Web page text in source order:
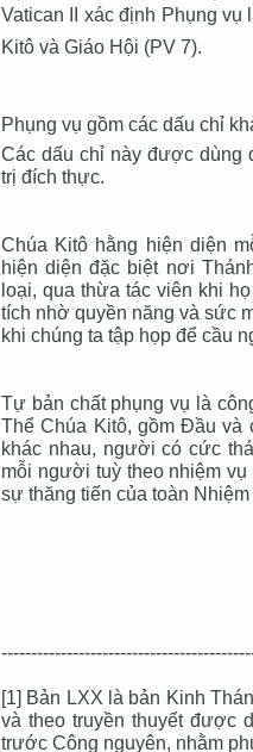
Vatican II xác định Phụng
Kitô và Giáo Hội (PV 7).
Phụng vụ gồm các dấu chỉ
Các dấu chỉ này được dùng
trị đích thực.
Chúa Kitô hằng hiện diện
hiện diện đặc biệt nơi
loại, qua thừa tác viên khi
tích nhờ quyền năng và sức
khi chúng ta tập họp để cầu
Tự bản chất phụng vụ là
Thể Chúa Kitô, gồm Đầu
khác nhau, người có cức
mỗi người tuỳ theo nhiệm
sự thăng tiến của toàn
[1] Bản LXX là bản Kinh
và theo truyền thuyết được
trước Công nguyên, nhằm